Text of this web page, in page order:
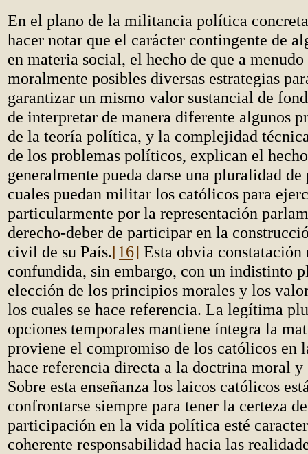
En el plano de la militancia política
hacer notar que el carácter contingente de
en materia social, el hecho de que a menudo
moralmente posibles diversas estrategias
garantizar un mismo valor sustancial de
de interpretar de manera diferente algunos
de la teoría política, y la complejidad
de los problemas políticos, explican el
generalmente pueda darse una pluralidad
cuales puedan militar los católicos para
particularmente por la representación
derecho-deber de participar en la
civil de su País.[16] Esta obvia constatación
confundida, sin embargo, con un indistinto
elección de los principios morales y los
los cuales se hace referencia. La legítima
opciones temporales mantiene íntegra la
proviene el compromiso de los católicos en
hace referencia directa a la doctrina moral
Sobre esta enseñanza los laicos católicos
confrontarse siempre para tener la certeza
participación en la vida política esté
coherente responsabilidad hacia las